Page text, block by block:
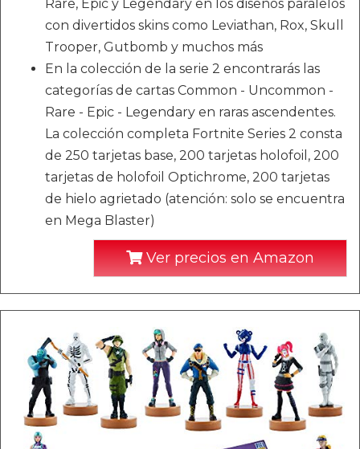
Rare, Epic y Legendary en los diseños paralelos
con divertidos skins como Leviathan, Rox, Skull
Trooper, Gutbomb y muchos más
En la colección de la serie 2 encontrarás las
categorías de cartas Common - Uncommon -
Rare - Epic - Legendary en raras ascendentes.
La colección completa Fortnite Series 2 consta
de 250 tarjetas base, 200 tarjetas holofoil, 200
tarjetas de holofoil Optichrome, 200 tarjetas
de hielo agrietado (atención: solo se encuentra
en Mega Blaster)
Ver precios en Amazon